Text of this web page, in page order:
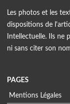
Les photos et les
dispositions de
Intellectuelle. Ils ne
ni sans citer son
PAGES
Mentions Légales